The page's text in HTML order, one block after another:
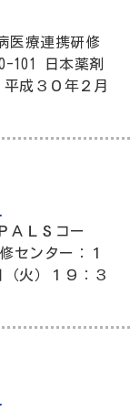
医療連携研修
101 日本薬剤
３０年２月
ＡＬＳコー
センター：１
火）１９：３